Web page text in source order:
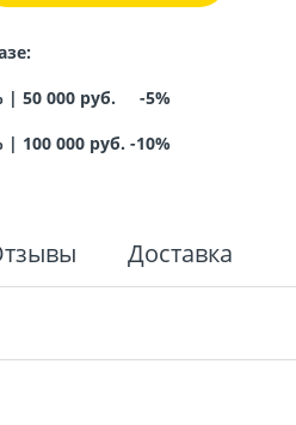
| 50 000 руб. -5%
| 100 000 руб. -10%
Доставка